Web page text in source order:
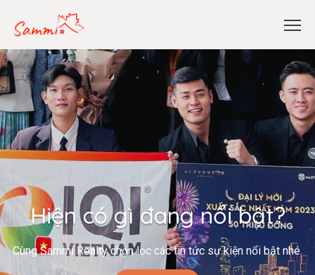
Hiện có gì đang nổi bật?
Cùng Sammi Realty chọn lọc các tin tức sự kiện nổi bật nhé.